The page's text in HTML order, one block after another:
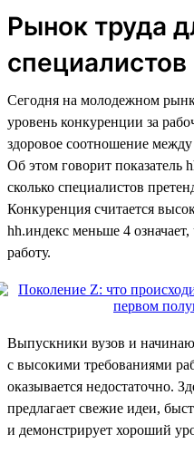
Рынок труда
Сегодня на молодежном
уровень конкуренции за
здоровое соотношение
Об этом говорит показатель
сколько специалистов
Конкуренция считается
hh.индекс меньше 4
работу.
Выпускники вузов и
с высокими требованиями
оказывается недостаточно.
предлагает свежие идеи,
и демонстрирует хороший